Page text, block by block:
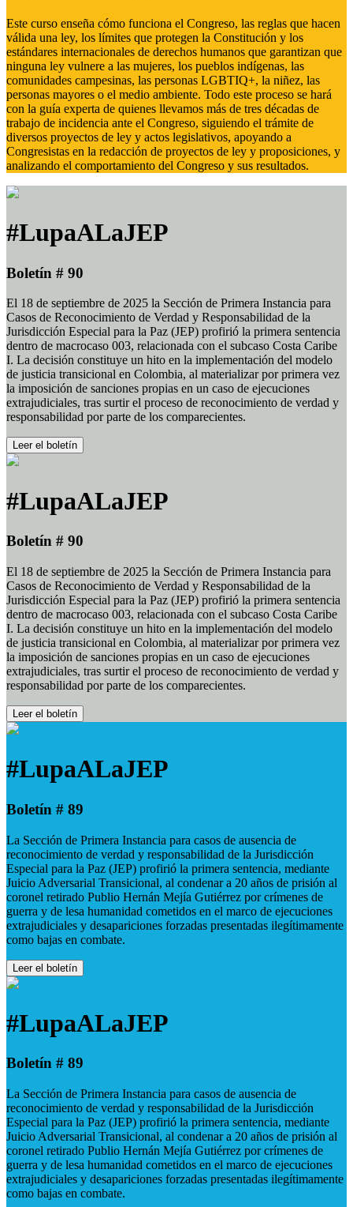
Este curso enseña cómo funciona el Congreso, las reglas que hacen
válida una ley, los límites que protegen la Constitución y los
estándares internacionales de derechos humanos que garantizan que
ninguna ley vulnere a las mujeres, los pueblos indígenas, las
comunidades campesinas, las personas LGBTIQ+, la niñez, las
personas mayores o el medio ambiente. Todo este proceso se hará
con la guía experta de quienes llevamos más de tres décadas de
trabajo de incidencia ante el Congreso, siguiendo el trámite de
diversos proyectos de ley y actos legislativos, apoyando a
Congresistas en la redacción de proyectos de ley y proposiciones, y
analizando el comportamiento del Congreso y sus resultados.
#LupaALaJEP
Boletín # 90
El 18 de septiembre de 2025 la Sección de Primera Instancia para
Casos de Reconocimiento de Verdad y Responsabilidad de la
Jurisdicción Especial para la Paz (JEP) profirió la primera sentencia
dentro de macrocaso 003, relacionada con el subcaso Costa Caribe
I. La decisión constituye un hito en la implementación del modelo
de justicia transicional en Colombia, al materializar por primera vez
la imposición de sanciones propias en un caso de ejecuciones
extrajudiciales, tras surtir el proceso de reconocimiento de verdad y
responsabilidad por parte de los comparecientes.
Leer el boletín
#LupaALaJEP
Boletín # 90
El 18 de septiembre de 2025 la Sección de Primera Instancia para
Casos de Reconocimiento de Verdad y Responsabilidad de la
Jurisdicción Especial para la Paz (JEP) profirió la primera sentencia
dentro de macrocaso 003, relacionada con el subcaso Costa Caribe
I. La decisión constituye un hito en la implementación del modelo
de justicia transicional en Colombia, al materializar por primera vez
la imposición de sanciones propias en un caso de ejecuciones
extrajudiciales, tras surtir el proceso de reconocimiento de verdad y
responsabilidad por parte de los comparecientes.
Leer el boletín
#LupaALaJEP
Boletín # 89
La Sección de Primera Instancia para casos de ausencia de
reconocimiento de verdad y responsabilidad de la Jurisdicción
Especial para la Paz (JEP) profirió la primera sentencia, mediante
Juicio Adversarial Transicional, al condenar a 20 años de prisión al
coronel retirado Publio Hernán Mejía Gutiérrez por crímenes de
guerra y de lesa humanidad cometidos en el marco de ejecuciones
extrajudiciales y desapariciones forzadas presentadas ilegítimamente
como bajas en combate.
Leer el boletín
#LupaALaJEP
Boletín # 89
La Sección de Primera Instancia para casos de ausencia de
reconocimiento de verdad y responsabilidad de la Jurisdicción
Especial para la Paz (JEP) profirió la primera sentencia, mediante
Juicio Adversarial Transicional, al condenar a 20 años de prisión al
coronel retirado Publio Hernán Mejía Gutiérrez por crímenes de
guerra y de lesa humanidad cometidos en el marco de ejecuciones
extrajudiciales y desapariciones forzadas presentadas ilegítimamente
como bajas en combate.